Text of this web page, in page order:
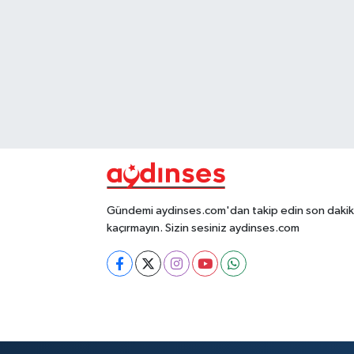
Gündemi aydinses.com'dan takip edin son
kaçırmayın. Sizin sesiniz aydinses.com